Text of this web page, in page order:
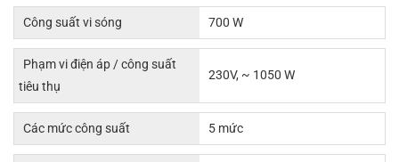
Công suất vi sóng 700 W
Phạm vi điện áp / công suất
tiêu thụ
230V, ~ 1050 W
Các mức công suất 5 mức